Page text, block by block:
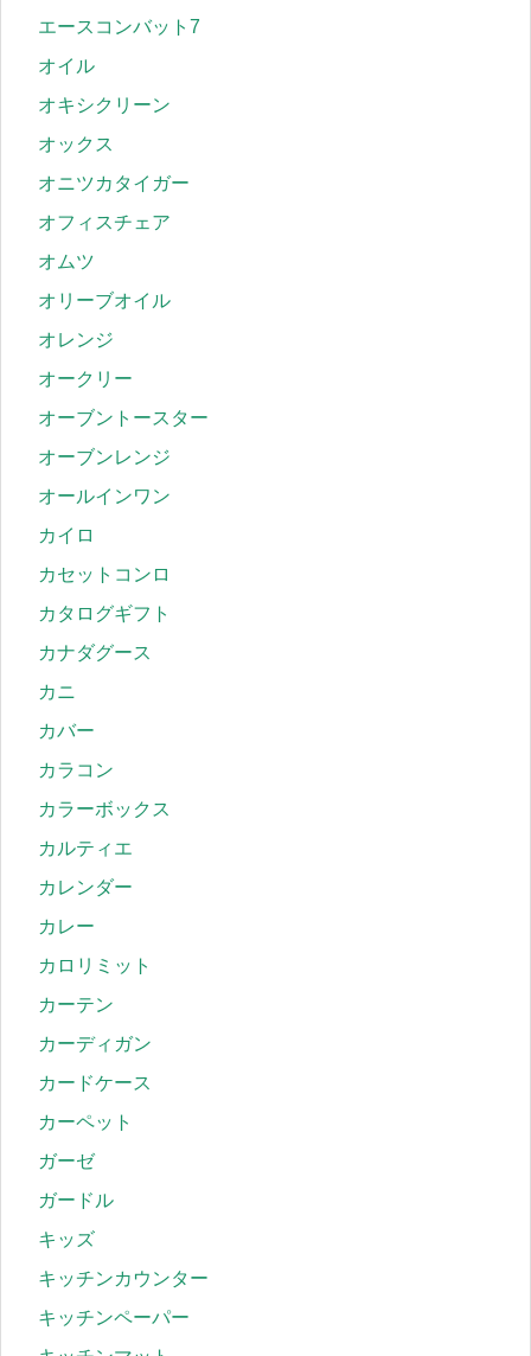
エースコンバット7
オイル
オキシクリーン
オックス
オニツカタイガー
オフィスチェア
オムツ
オリーブオイル
オレンジ
オークリー
オーブントースター
オーブンレンジ
オールインワン
カイロ
カセットコンロ
カタログギフト
カナダグース
カニ
カバー
カラコン
カラーボックス
カルティエ
カレンダー
カレー
カロリミット
カーテン
カーディガン
カードケース
カーペット
ガーゼ
ガードル
キッズ
キッチンカウンター
キッチンペーパー